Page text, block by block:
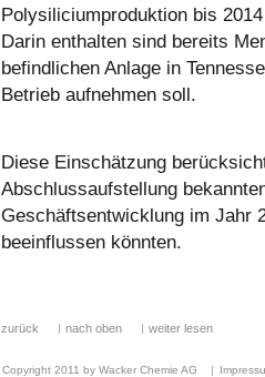
Polysiliciumproduktion bis
Darin enthalten sind bereits
befindlichen Anlage in
Betrieb aufnehmen soll.
Diese Einschätzung
Abschlussaufstellung
Geschäftsentwicklung im Jahr
beeinflussen könnten.
zurück nach oben weiter lesen
Copyright 2011 by Wacker Chemie AG